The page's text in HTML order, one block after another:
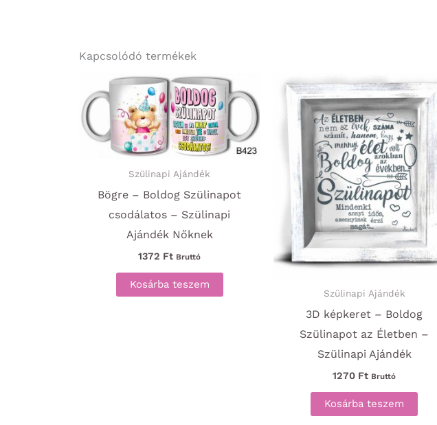
Kapcsolódó termékek
Szülinapi Ajándék
Bögre – Boldog Szülinapot
csodálatos – Szülinapi
Ajándék Nőknek
1372 Ft Bruttó
Kosárba teszem
Szülinapi Ajándék
3D képkeret – Boldog
Szülinapot az Életben –
Szülinapi Ajándék
1270 Ft Bruttó
Kosárba teszem